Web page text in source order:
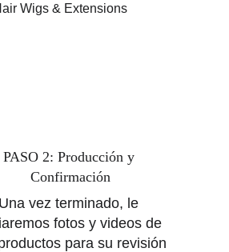
PASO 2: Producción y
Confirmación
Una vez terminado, le
fotos y videos de
para su revisión